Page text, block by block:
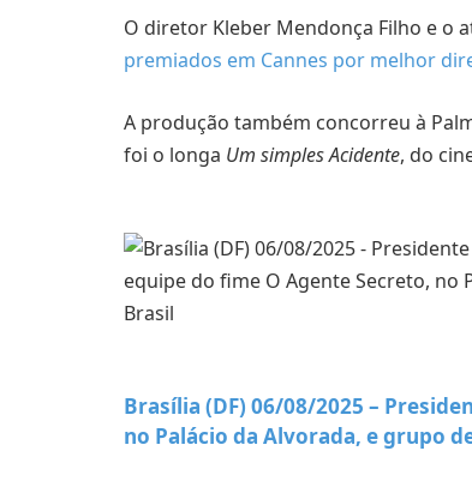
O diretor Kleber Mendonça Filho e o
premiados em Cannes por melhor
A produção também concorreu à
foi o longa Um simples Acidente, do
Brasília (DF) 06/08/2025 –
no Palácio da Alvorada, e grupo